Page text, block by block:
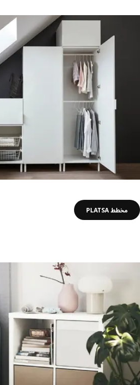
مخطط PLATSA